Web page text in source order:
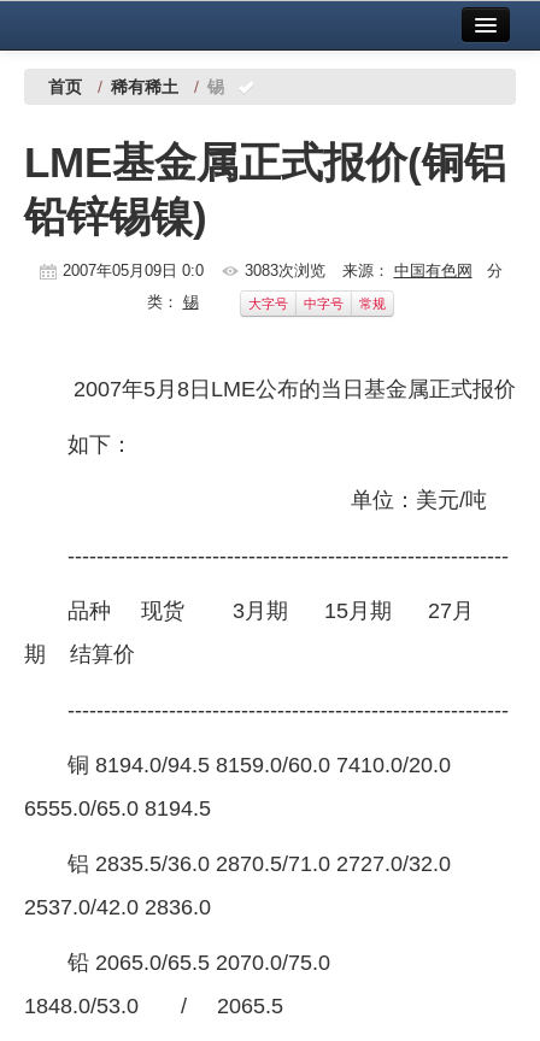
中国有色金属报社主办 广告服务
铜镍铅锌
铝
稀有稀土
《资源再生》杂志
首页 / 稀有稀土 / 锡
LME基金属正式报价(铜铝
铅锌锡镍)
2007年05月09日 0:0 3083次浏览 来源： 中国有色网 分
类： 锡 大字号 中字号 常规
2007年5月8日LME公布的当日基金属正式报价
如下：
单位：美元/吨
-------------------------------------------------------------
品种 现货 3月期 15月期 27月
期 结算价
-------------------------------------------------------------
铜 8194.0/94.5 8159.0/60.0 7410.0/20.0
6555.0/65.0 8194.5
铝 2835.5/36.0 2870.5/71.0 2727.0/32.0
2537.0/42.0 2836.0
铅 2065.0/65.5 2070.0/75.0
1848.0/53.0 / 2065.5